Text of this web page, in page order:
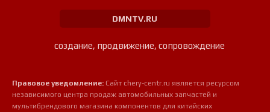
DMNTV.RU
создание, продвижение, сопровождение
Правовое уведомление: Сайт chery-centr.ru является ресурсом
независимого центра продаж автомобильных запчастей и
мультибрендового магазина компонентов для китайских